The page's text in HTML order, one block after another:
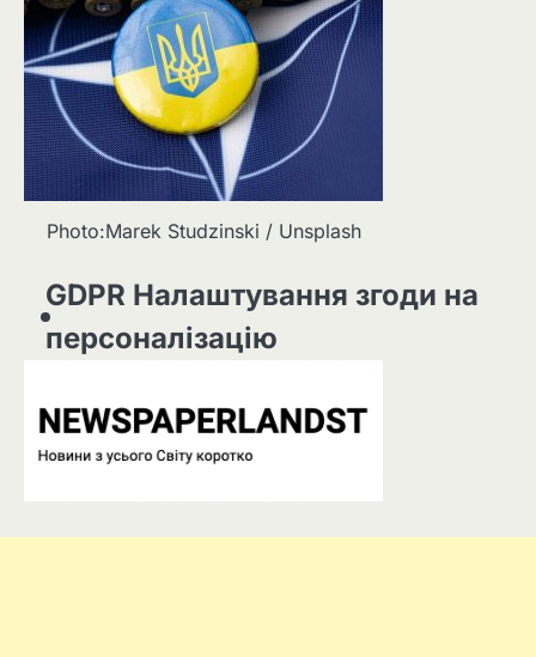
Photo:Marek Studzinski / Unsplash
GDPR Налаштування згоди на
персоналізацію